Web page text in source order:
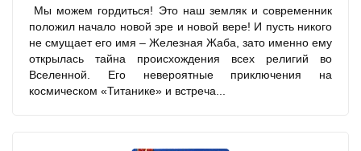
Мы можем гордиться! Это наш земляк и современник
положил начало новой эре и новой вере! И пусть никого
не смущает его имя – Железная Жаба, зато именно ему
открылась тайна происхождения всех религий во
Вселенной. Его невероятные приключения на
космическом «Титанике» и встреча...